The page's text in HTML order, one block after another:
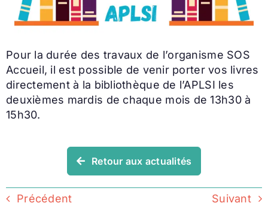
Pour la durée des travaux de l’organisme SOS
Accueil, il est possible de venir porter vos livres
directement à la bibliothèque de l’APLSI les
deuxièmes mardis de chaque mois de 13h30 à
15h30.
Retour aux actualités
Précédent Suivant